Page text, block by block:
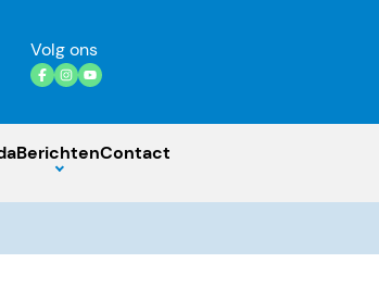
Volg ons
BerichtenContact